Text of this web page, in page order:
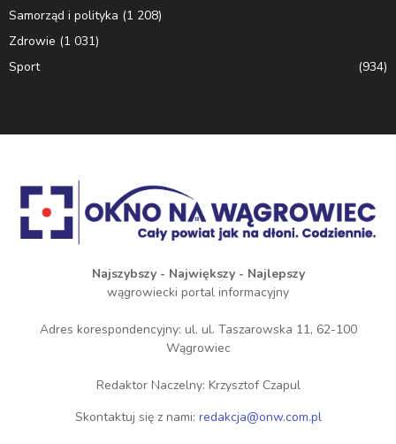
Samorząd i polityka (1 208)
Zdrowie (1 031)
Sport
(934)
Najszybszy - Największy - Najlepszy
wągrowiecki portal informacyjny
Adres korespondencyjny: ul. ul. Taszarowska 11, 62-100
Wągrowiec
Redaktor Naczelny: Krzysztof Czapul
Skontaktuj się z nami: redakcja@onw.com.pl